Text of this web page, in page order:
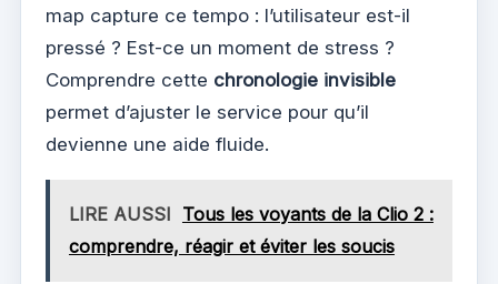
map capture ce tempo : l’utilisateur est-il
pressé ? Est-ce un moment de stress ?
Comprendre cette chronologie invisible
permet d’ajuster le service pour qu’il
devienne une aide fluide.
LIRE AUSSI Tous les voyants de la Clio 2 :
comprendre, réagir et éviter les soucis